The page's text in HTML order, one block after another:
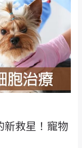
新救星！寵物